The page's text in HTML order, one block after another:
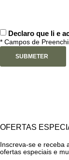
Declaro que li e
* Campos de
SUBMETER
OFERTAS
Inscreva-se e receba
ofertas especiais e